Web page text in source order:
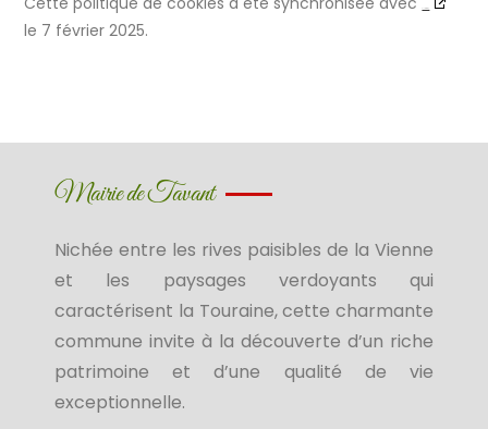
le 7 février 2025.
Mairie de Tavant
Nichée entre les rives paisibles de la Vienne
et les paysages verdoyants qui
caractérisent la Touraine, cette charmante
commune invite à la découverte d’un riche
patrimoine et d’une qualité de vie
exceptionnelle.